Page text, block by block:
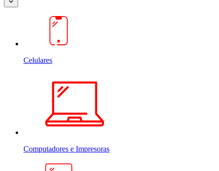
Celulares
Computadores e Impresoras